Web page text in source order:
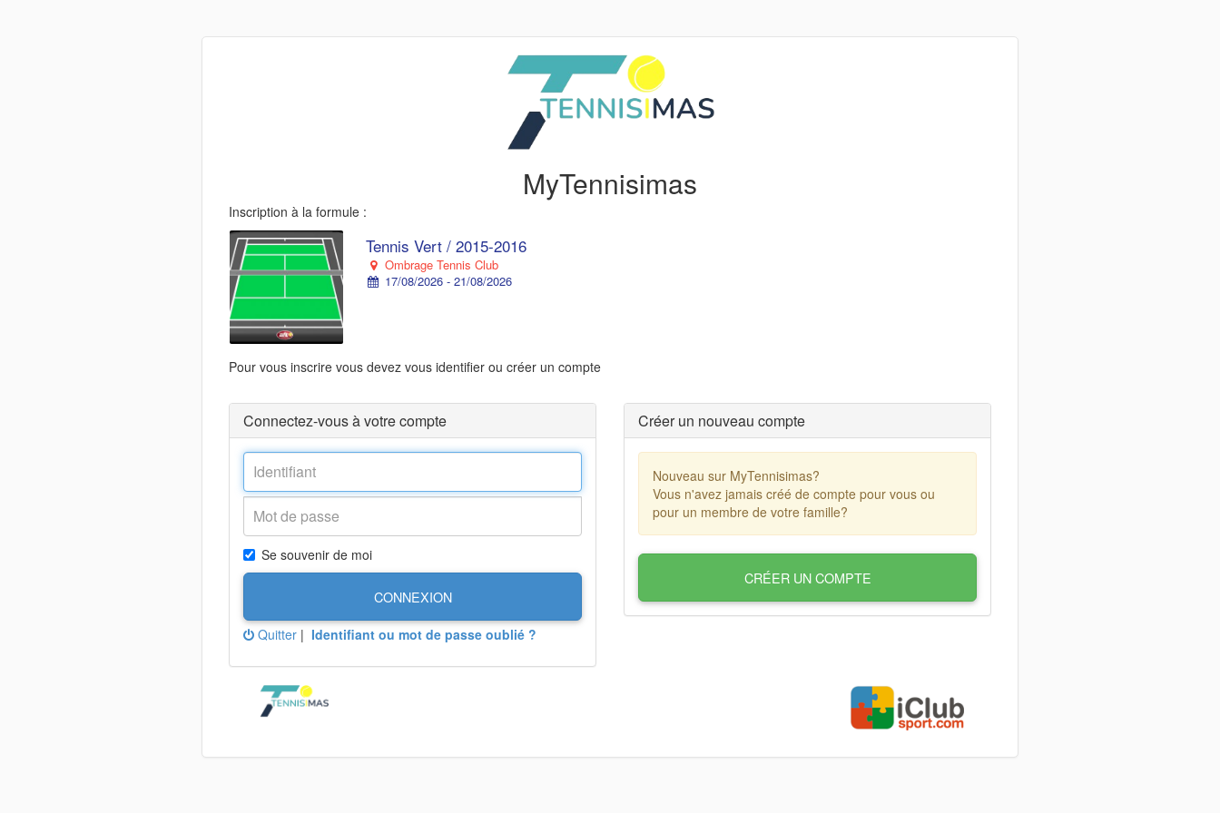
MyTennisimas
Inscription à la formule :
Tennis Vert / 2015-2016
Ombrage Tennis Club
17/08/2026 - 21/08/2026
Pour vous inscrire vous devez vous identifier ou créer un compte
Connectez-vous à votre compte
Se souvenir de moi
CONNEXION
Quitter | Identifiant ou mot de passe oublié ?
Créer un nouveau compte
Nouveau sur MyTennisimas?
Vous n'avez jamais créé de compte pour vous ou
pour un membre de votre famille?
CRÉER UN COMPTE